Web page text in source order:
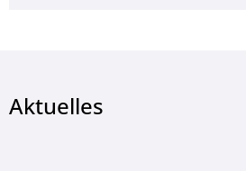
Aktuelles